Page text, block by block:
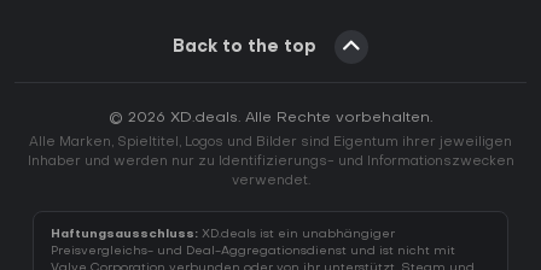
Back to the top
© 2026 XD.deals. Alle Rechte vorbehalten.
Alle Marken, Spieltitel, Logos und Bilder sind Eigentum ihrer jeweiligen
Inhaber und werden nur zu Identifizierungs- und Informationszwecken
verwendet.
Haftungsausschluss: XD.deals ist ein unabhängiger
Preisvergleichs- und Deal-Aggregationsdienst und ist nicht mit